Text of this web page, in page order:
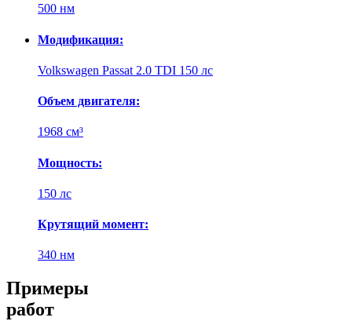
500 нм
Модификация:
Volkswagen Passat 2.0 TDI 150 лс
Объем двигателя:
1968 см³
Мощность:
150 лс
Крутящий момент:
340 нм
Примеры
работ